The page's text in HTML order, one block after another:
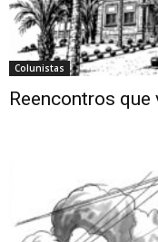
Colunistas
Reencontros